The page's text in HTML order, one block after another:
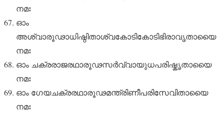
നമഃ
ഓം
അശ്വാരൂഢാധിഷ്ഠിതാശ്വകോടികോടിഭിരാവൃതായൈ
നമഃ
ഓം ചക്രരാജരഥാരൂഢസർവ്വായുധപരിഷ്കൃതായൈ
നമഃ
ഓം ഗേയചക്രരഥാരൂഢമന്ത്രിണീപരിസേവിതായൈ
നമഃ